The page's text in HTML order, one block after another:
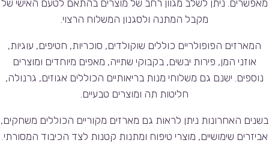
מאפשרים. ניתן לשלב מגוון רחב של מוצרים בהתאם לטעם האישי של
מקבל המתנה ולסגנון המשלוח הרצוי.
המארזים הפופולריים כוללים שוקולדים, סוכריות, חטיפים, עוגיות,
אוזני המן, פירות יבשים, בקבוקי שתייה, מאפים מיוחדים ומוצרים
נוספים. ישנם גם משלוחי מנות בריאותיים הכוללים אגוזים, גרנולה,
חליטות תה ומוצרים טבעיים.
בשנים האחרונות ניתן לראות גם מארזים מקוריים הכוללים משחקים,
אביזרים שימושיים, מוצרי טיפוח ומתנות קטנות לצד הכיבוד המסורתי.